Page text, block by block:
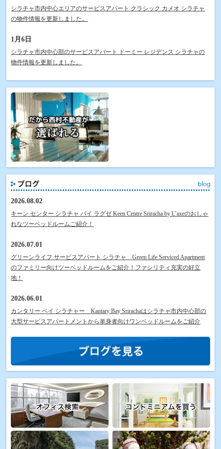
シラチャ市内中心エリアのサービスアパート クラシック カメオ シラチャ
の物件情報を更新しました。
1月6日
シラチャ市内中心部のサービスアパート ドーミー レジデンス シラチャの
物件情報を更新しました。
2026.08.02
キーン センター シラチャ バイ ラグゼ Keen Centre Sriracha by L’axeのおしゃ
れなツーベッドルームご紹介！
2026.07.01
グリーンライフ サービスアパート シラチャ Green Life Serviced Apartment
のファミリー向けツーベッドルームをご紹介！ファシリティ充実の好立
地！
2026.06.01
カンタリー ベイ シラチャー Kantary Bay Srirachaはシラチャ市内中心部の
大型サービスアパートメントから単身者向けワンベッドルームをご紹介